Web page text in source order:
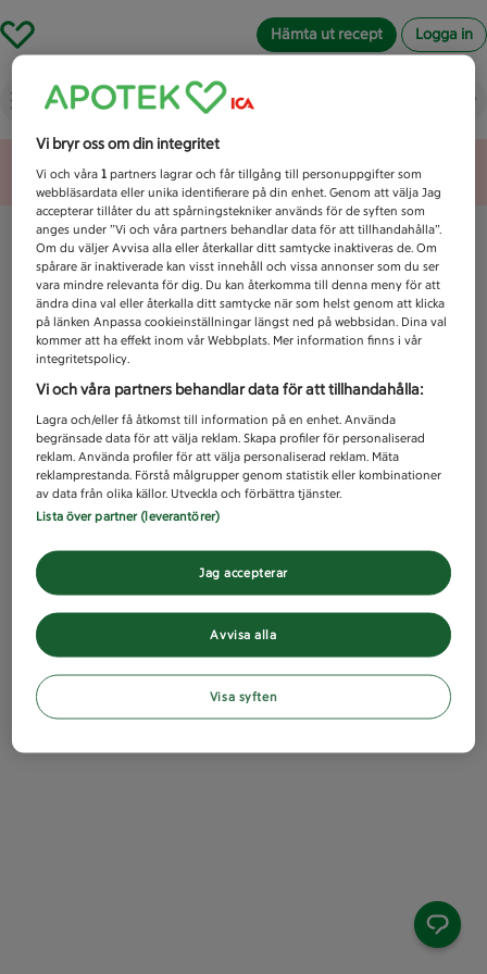
Hämta ut recept Logga in
Vad letar du efter idag?
Unknown error
Vi bryr oss om din integritet
Vi och våra1 partners lagrar och får tillgång till personuppgifter som
webbläsardata eller unika identifierare på din enhet. Genom att välja Jag
accepterar tillåter du att spårningstekniker används för de syften som
anges under ”Vi och våra partners behandlar data för att tillhandahålla”.
Om du väljer Avvisa alla eller återkallar ditt samtycke inaktiveras de. Om
spårare är inaktiverade kan visst innehåll och vissa annonser som du ser
vara mindre relevanta för dig. Du kan återkomma till denna meny för att
ändra dina val eller återkalla ditt samtycke när som helst genom att klicka
på länken Anpassa cookieinställningar längst ned på webbsidan. Dina val
kommer att ha effekt inom vår Webbplats. Mer information finns i vår
integritetspolicy.
Vi och våra partners behandlar data för att tillhandahålla:
Lagra och/eller få åtkomst till information på en enhet. Använda
begränsade data för att välja reklam. Skapa profiler för personaliserad
reklam. Använda profiler för att välja personaliserad reklam. Mäta
reklamprestanda. Förstå målgrupper genom statistik eller kombinationer
av data från olika källor. Utveckla och förbättra tjänster.
Lista över partner (leverantörer)
Avvisa alla
Jag accepterar
Visa syften